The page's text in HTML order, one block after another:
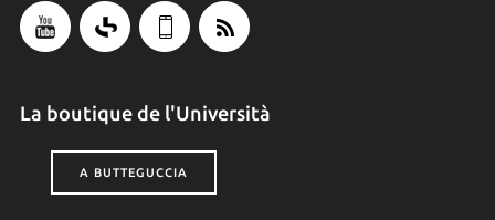
La boutique de l'Università
A BUTTEGUCCIA